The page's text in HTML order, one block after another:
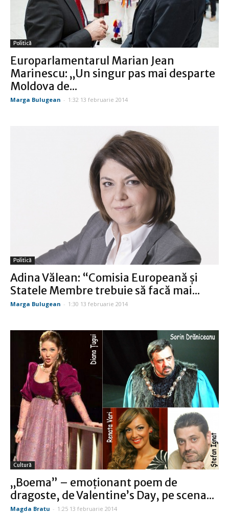
Politică
Europarlamentarul Marian Jean
Marinescu: „Un singur pas mai desparte
Moldova de...
Marga Bulugean - 1:32 13 februarie 2014
Politică
Adina Vălean: “Comisia Europeană şi
Statele Membre trebuie să facă mai...
Marga Bulugean - 1:30 13 februarie 2014
Cultură
„Boema” – emoţionant poem de
dragoste, de Valentine’s Day, pe scena...
Magda Bratu - 1:25 13 februarie 2014